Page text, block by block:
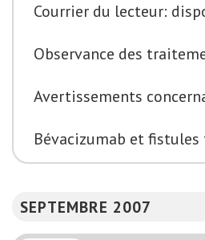
Courrier du lecteur:
Observance des
Avertissements
Bévacizumab et
SEPTEMBRE 2007